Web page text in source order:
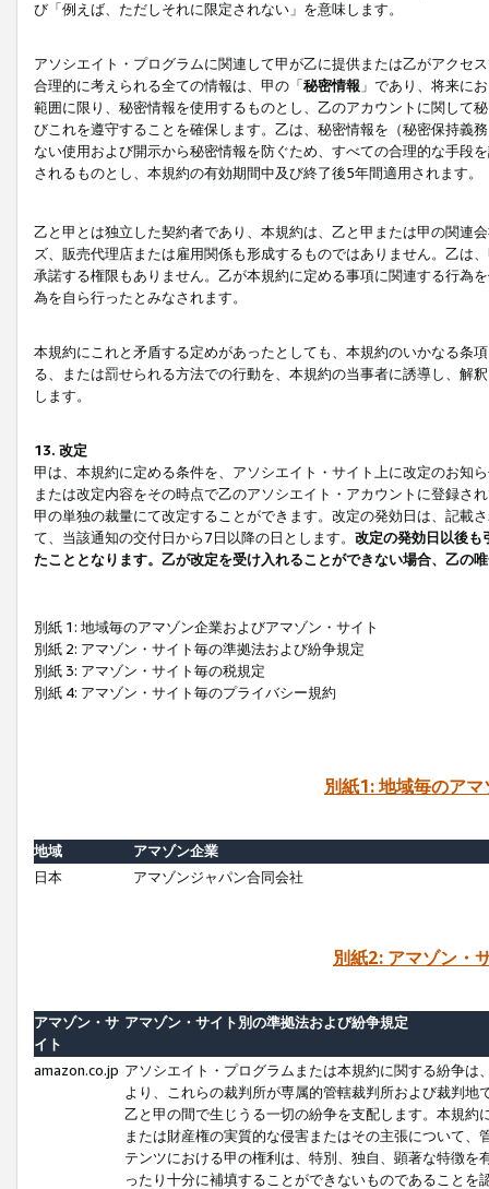
び「例えば、ただしそれに限定されない」を意味します。
アソシエイト・プログラムに関連して甲が乙に提供または乙がアクセ
合理的に考えられる全ての情報は、甲の「秘密情報 」であり、将来に
範囲に限り、秘密情報を使用するものとし、乙のアカウントに関して
びこれを遵守することを確保します。乙は、秘密情報を（秘密保持義
ない使用および開示から秘密情報を防ぐため、すべての合理的な手段
されるものとし、本規約の有効期間中及び終了後5年間適用されます。
乙と甲とは独立した契約者であり、本規約は、乙と甲または甲の関連
ズ、販売代理店または雇用関係も形成するものではありません。乙は
承諾する権限もありません。乙が本規約に定める事項に関連する行為
為を自ら行ったとみなされます。
本規約にこれと矛盾する定めがあったとしても、本規約のいかなる条
る、または罰せられる方法での行動を、本規約の当事者に誘導し、解
します。
13. 改定
甲は、本規約に定める条件を、アソシエイト・サイト上に改定のお知
または改定内容をその時点で乙のアソシエイト・アカウントに登録さ
甲の単独の裁量にて改定することができます。改定の発効日は、記載
て、当該通知の交付日から7日以降の日とします。 改定の発効日以後も
たこととなります。乙が改定を受け入れることができない場合、乙の
別紙 1: 地域毎のアマゾン企業およびアマゾン・サイト
別紙 2: アマゾン・サイト毎の準拠法および紛争規定
別紙 3: アマゾン・サイト毎の税規定
別紙 4: アマゾン・サイト毎のプライバシー規約
別紙1: 地域毎のア
地域
アマゾン企業
日本
アマゾンジャパン合同会社
別紙2: アマゾン・
アマゾン・サ
イト
アマゾン・サイト別の準拠法および紛争規定
amazon.co.jp アソシエイト・プログラムまたは本規約に関する紛争
より、これらの裁判所が専属的管轄裁判所および裁判
乙と甲の間で生じうる一切の紛争を支配します。本規
または財産権の実質的な侵害またはその主張について
テンツにおける甲の権利は、特別、独自、顕著な特徴
ったり十分に補填することができないものであることを